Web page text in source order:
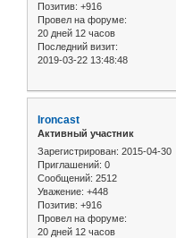
Позитив: +916
Провел на форуме:
20 дней 12 часов
Последний визит:
2019-03-22 13:48:48
Ironcast
Активный участник
Зарегистрирован: 2015-04-30
Приглашений: 0
Сообщений: 2512
Уважение: +448
Позитив: +916
Провел на форуме:
20 дней 12 часов